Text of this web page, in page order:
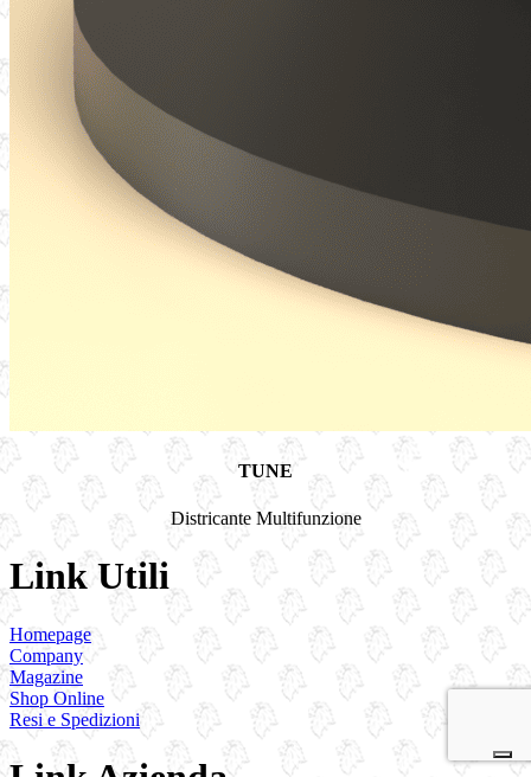
TUNE
Districante Multifunzione
Link Utili
Homepage
Company
Magazine
Shop Online
Resi e Spedizioni